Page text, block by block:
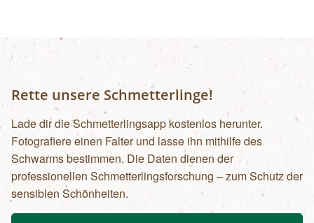
Rette unsere Schmetterlinge!
Lade dir die Schmetterlingsapp kostenlos herunter.
Fotografiere einen Falter und lasse ihn mithilfe des
Schwarms bestimmen. Die Daten dienen der
professionellen Schmetterlingsforschung – zum Schutz der
sensiblen Schönheiten.